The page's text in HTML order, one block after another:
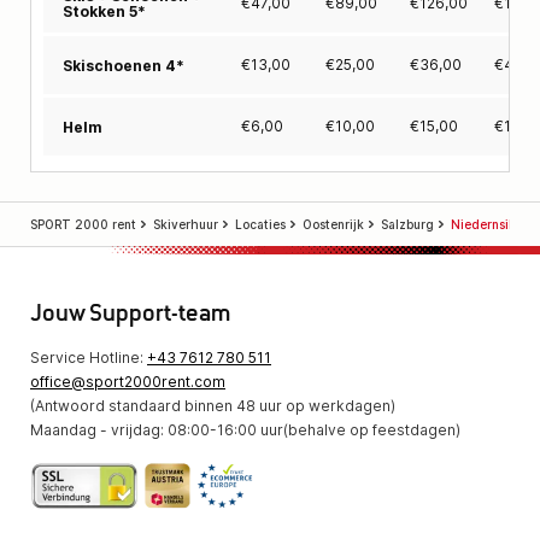
Stokken 5*
Skischoenen 4* €13,00 €25,00 €36,00 €
Helm €6,00 €10,00 €15,00 €
SPORT 2000 rent Skiverhuur Locaties Oostenrijk Salzburg Niedernsill
Jouw Support-team
Service Hotline: +43 7612 780 511
office@sport2000rent.com
(Antwoord standaard binnen 48 uur op werkdagen)
Maandag - vrijdag: 08:00-16:00 uur(behalve op feestdagen)